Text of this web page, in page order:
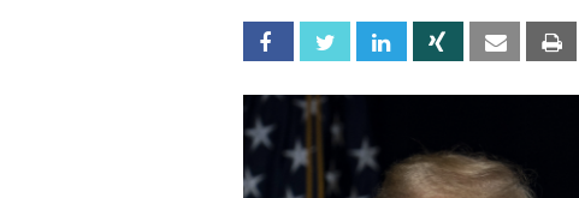
Facebook Twitter Linkedin Xing Email